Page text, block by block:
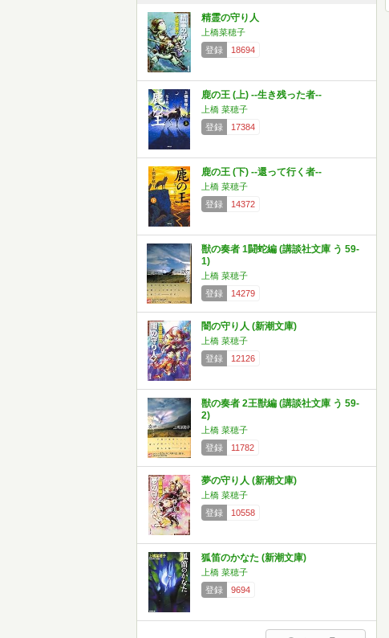
精霊の守り人
上橋菜穂子
登録
18694
鹿の王 (上) ‐‐生き残った者‐‐
上橋 菜穂子
登録
17384
鹿の王 (下) ‐‐還って行く者‐‐
上橋 菜穂子
登録
14372
獣の奏者 1闘蛇編 (講談社文庫 う 59-
1)
上橋 菜穂子
登録
14279
闇の守り人 (新潮文庫)
上橋 菜穂子
登録
12126
獣の奏者 2王獣編 (講談社文庫 う 59-
2)
上橋 菜穂子
登録
11782
夢の守り人 (新潮文庫)
上橋 菜穂子
登録
10558
狐笛のかなた (新潮文庫)
上橋 菜穂子
登録
9694